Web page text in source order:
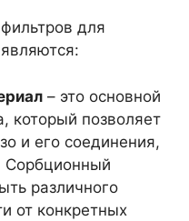
для
– это основной
который позволяет
и его соединения,
Сорбционный
различного
от конкретных